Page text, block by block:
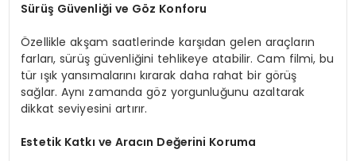
Sürüş Güvenliği ve Göz Konforu
Özellikle akşam saatlerinde karşıdan gelen araçların
farları, sürüş güvenliğini tehlikeye atabilir. Cam filmi, bu
tür ışık yansımalarını kırarak daha rahat bir görüş
sağlar. Aynı zamanda göz yorgunluğunu azaltarak
dikkat seviyesini artırır.
Estetik Katkı ve Aracın Değerini Koruma